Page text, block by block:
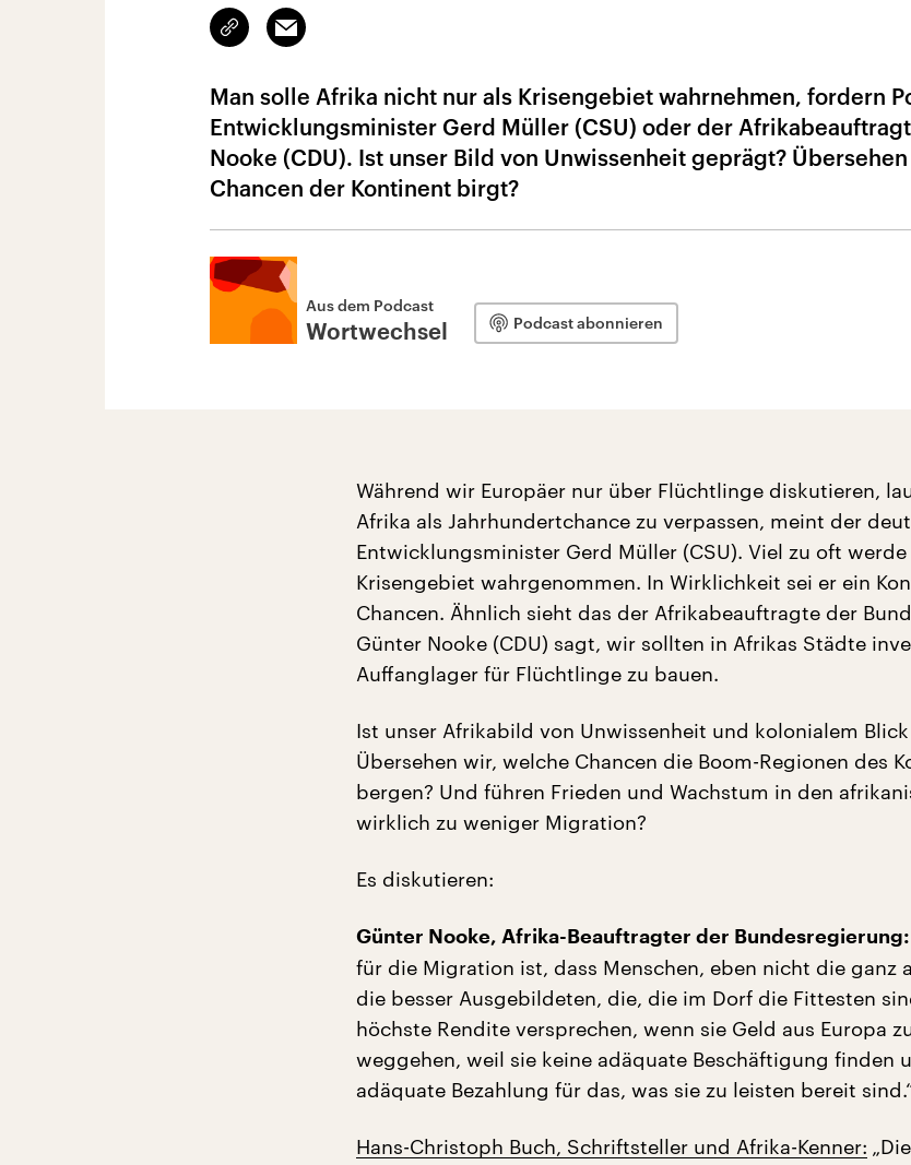
Link
kopieren/teilen
Email
Man solle Afrika nicht nur als Krisengebiet wahrnehmen, fordern
Entwicklungsminister Gerd Müller (CSU) oder der
Nooke (CDU). Ist unser Bild von Unwissenheit geprägt?
Chancen der Kontinent birgt?
Aus dem Podcast
Wortwechsel Podcast abonnieren
Während wir Europäer nur über Flüchtlinge diskutieren,
Afrika als Jahrhundertchance zu verpassen, meint der
Entwicklungsminister Gerd Müller (CSU). Viel zu oft
Krisengebiet wahrgenommen. In Wirklichkeit sei er ein
Chancen. Ähnlich sieht das der Afrikabeauftragte der
Günter Nooke (CDU) sagt, wir sollten in Afrikas Städte
Auffanglager für Flüchtlinge zu bauen.
Ist unser Afrikabild von Unwissenheit und kolonialem
Übersehen wir, welche Chancen die Boom-Regionen des
bergen? Und führen Frieden und Wachstum in den
wirklich zu weniger Migration?
Es diskutieren:
Günter Nooke, Afrika-Beauftragter der Bundesregierung:
für die Migration ist, dass Menschen, eben nicht die ganz
die besser Ausgebildeten, die, die im Dorf die Fittesten
höchste Rendite versprechen, wenn sie Geld aus Europa
weggehen, weil sie keine adäquate Beschäftigung finden
adäquate Bezahlung für das, was sie zu leisten bereit
Hans-Christoph Buch, Schriftsteller und Afrika-Kenner: „Die